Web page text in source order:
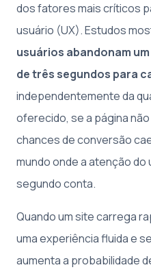
dos fatores mais críticos
usuário (UX). Estudos
usuários abandonam
de três segundos para
independentemente da
oferecido, se a página
chances de conversão
mundo onde a atenção do
segundo conta.
Quando um site carrega
uma experiência fluida e
aumenta a probabilidade